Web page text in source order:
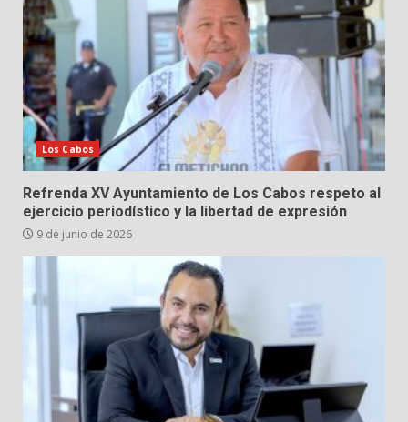
Los Cabos
Refrenda XV Ayuntamiento de Los Cabos respeto al
ejercicio periodístico y la libertad de expresión
9 de junio de 2026